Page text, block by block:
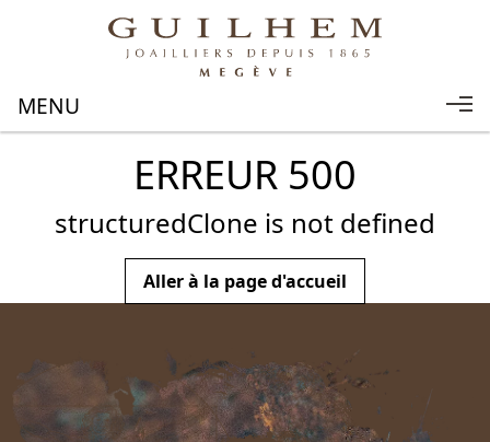
ERREUR 500
structuredClone is not defined
Aller à la page d'accueil